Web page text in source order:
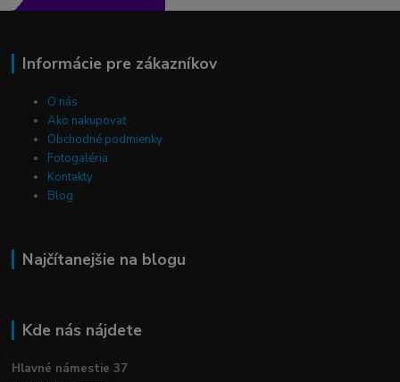
Informácie pre zákazníkov
O nás
Ako nakupovať
Obchodné podmienky
Fotogaléria
Kontakty
Blog
Najčítanejšie na blogu
Kde nás nájdete
Hlavné námestie 37